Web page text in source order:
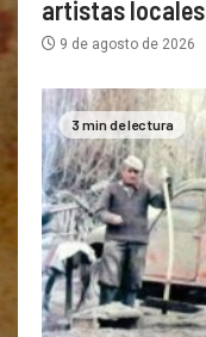
artistas locales
9 de agosto de 2026
3 min de lectura